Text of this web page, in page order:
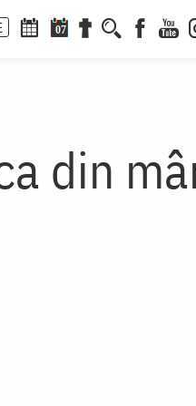
07
din